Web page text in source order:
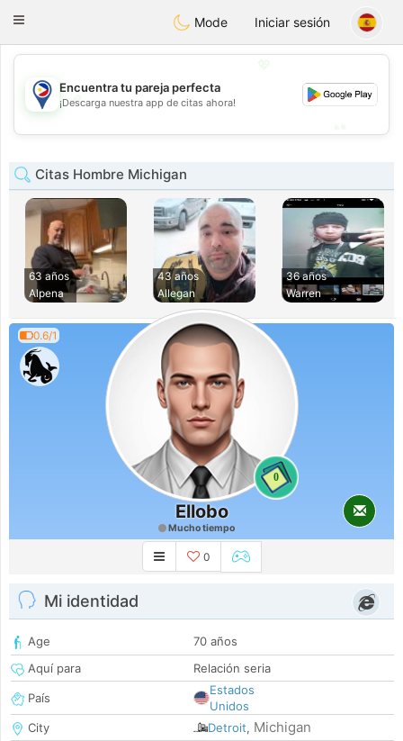
Philippines Chat
Toggle
Mode Iniciar sesión
💖
💕
Encuentra tu pareja perfecta
¡Descarga nuestra app de citas ahora!
Citas Hombre Michigan
63 años
Alpena
43 años
Allegan
36 años
Warren
0.6/1
0
Ellobo
Mucho tiempo
0
Mi identidad
Age
70 años
Aquí para
Relación seria
País
Estados
Unidos
City
Detroit, Michigan